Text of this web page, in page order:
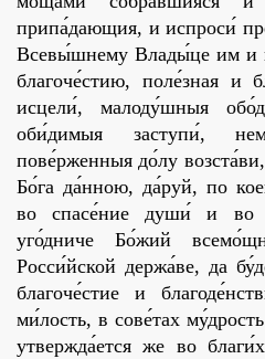
припа́дающия, и испроси́
Всевы́шнему Влады́це им и
благоче́стию, поле́зная и
исцели́, малоду́шныя
оби́димыя заступи́,
пове́рженныя до́лу
Бо́га да́нною, да́руй, по
во спасе́ние души́ и во
уго́дниче Бо́жий
Росси́йской держа́ве, да
благоче́стие и
ми́лость, в сове́тах
утвержда́ется же во